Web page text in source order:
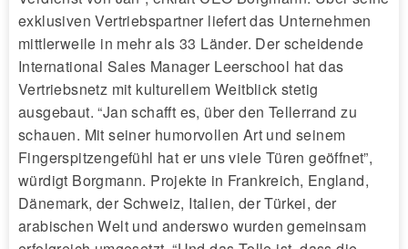
exklusiven Vertriebspartner liefert das Unternehmen
mittlerweile in mehr als 33 Länder. Der scheidende
International Sales Manager Leerschool hat das
Vertriebsnetz mit kulturellem Weitblick stetig
ausgebaut. “Jan schafft es, über den Tellerrand zu
schauen. Mit seiner humorvollen Art und seinem
Fingerspitzengefühl hat er uns viele Türen geöffnet”,
würdigt Borgmann. Projekte in Frankreich, England,
Dänemark, der Schweiz, Italien, der Türkei, der
arabischen Welt und anderswo wurden gemeinsam